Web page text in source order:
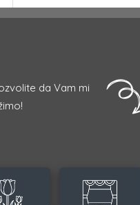
da Vam mi